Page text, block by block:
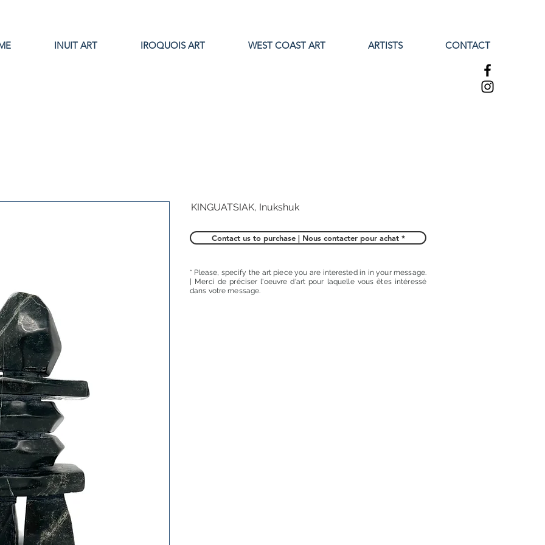
INUIT ART IROQUOIS ART WEST COAST ART ARTISTS CONTACT
KINGUATSIAK, Inukshuk
Contact us to purchase | Nous contacter pour achat *
* Please, specify the art piece you are interested in in your message.
| Merci de préciser l'oeuvre d'art pour laquelle vous êtes intéressé
dans votre message.